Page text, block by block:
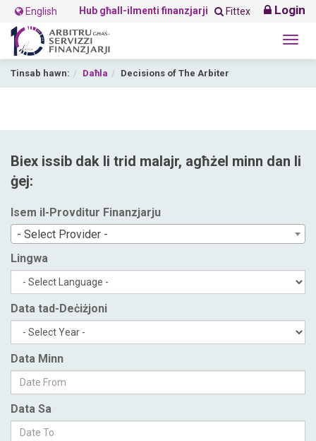
English Hub għall-ilmenti finanzjarji Fittex Login
Tinsab hawn: Daħla Decisions of The Arbiter
Biex issib dak li trid malajr, agħżel minn dan li
ġej:
Isem il-Provditur Finanzjarju
- Select Provider -
Lingwa
Data tad-Deċiżjoni
Data Minn
Data Sa